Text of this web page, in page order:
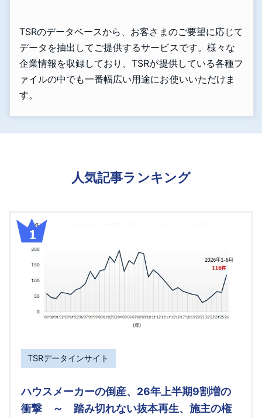
TSRのデータベースから、お客さまのご要望に応じて
データを抽出してご提供するサービスです。様々な
企業情報を収録しており、TSRが提供している各種フ
ァイルの中でも一番幅広い用途にお使いいただけま
す。
人気記事ランキング
TSRデータインサイト
ハウスメーカーの倒産、26年上半期9割増の
衝撃 ～ 踏み切れない抜本再生、施主の権